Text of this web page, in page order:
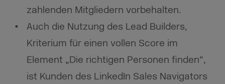
zahlenden Mitgliedern vorbehalten.
Auch die Nutzung des Lead Builders,
Kriterium für einen vollen Score im
Element „Die richtigen Personen finden“,
ist Kunden des LinkedIn Sales Navigators